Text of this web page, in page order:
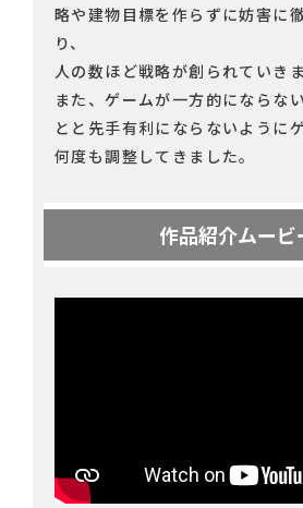
略や建物目標を作らずに妨害に
り、
人の数ほど戦略が創られていきま
また、ゲームが一方的にならな
とと先手有利にならないように
何度も調整してきました。
作品紹介ムービ